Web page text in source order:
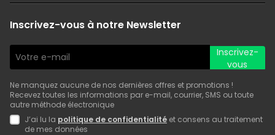
Inscrivez-vous à notre Newsletter
Inscrivez-
vous
Ne manquez aucune de nos dernières offres et promotions !
Recevez toutes les informations par e-mail, courrier, SMS ou toute
autre méthode électronique
J’ai lu la politique de confidentialité et consens au traitement
de mes données